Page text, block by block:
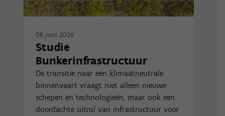
08 juni 2026
Studie
Bunkerinfrastructuur
De transitie naar een klimaatneutrale
binnenvaart vraagt niet alleen nieuwe
schepen en technologieën, maar ook een
doordachte uitrol van infrastructuur voor